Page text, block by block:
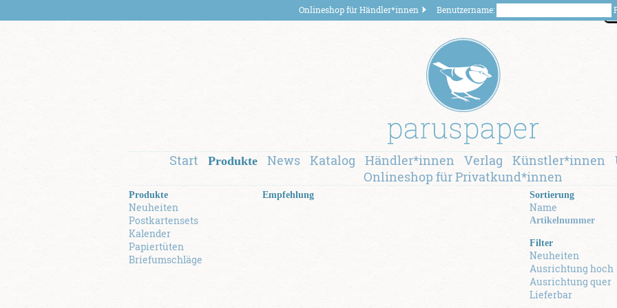
Onlineshop für Händler*innen Benutzername:
Start Produkte News Katalog Händler*innen Verlag Künstler*innen
Onlineshop für Privatkund*innen
Produkte
Neuheiten
Postkartensets
Kalender
Papiertüten
Briefumschläge
Empfehlung Sortierung
Name
Artikelnummer
Filter
Neuheiten
Ausrichtung hoch
Ausrichtung quer
Lieferbar